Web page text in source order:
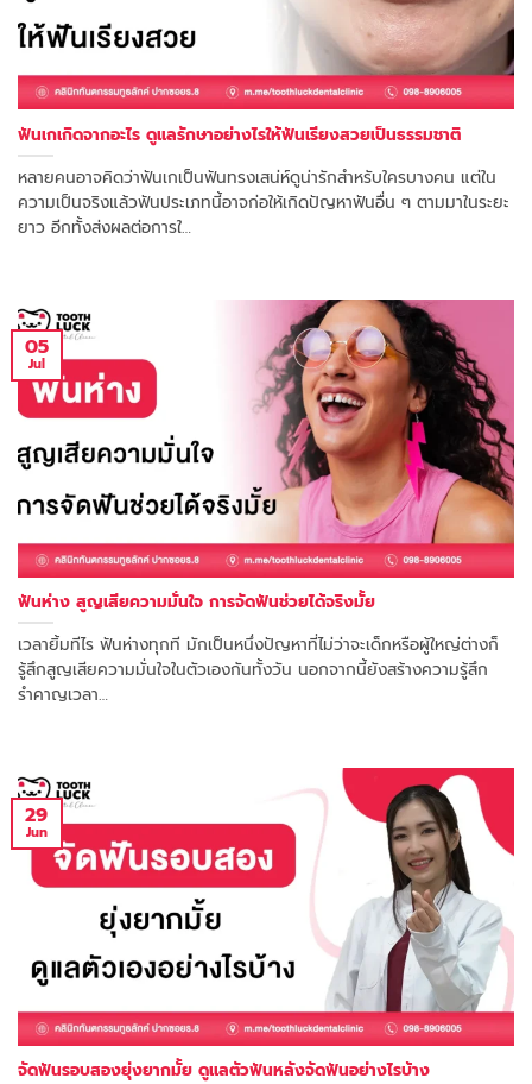
ฟันเกเกิดจากอะไร ดูแลรักษาอย่างไรให้ฟันเรียงสวยเป็นธรรมชาติ
หลายคนอาจคิดว่าฟันเกเป็นฟันทรงเสน่ห์ดูน่ารักสำหรับใครบางคน แต่ใน
ความเป็นจริงแล้วฟันประเภทนี้อาจก่อให้เกิดปัญหาฟันอื่น ๆ ตามมาในระยะ
ยาว อีกทั้งส่งผลต่อการใ…
ฟันห่าง สูญเสียความมั่นใจ การจัดฟันช่วยได้จริงมั้ย
เวลายิ้มทีไร ฟันห่างทุกที มักเป็นหนึ่งปัญหาที่ไม่ว่าจะเด็กหรือผู้ใหญ่ต่างก็
รู้สึกสูญเสียความมั่นใจในตัวเองกันทั้งวัน นอกจากนี้ยังสร้างความรู้สึก
รำคาญเวลา…
05
Jul
จัดฟันรอบสองยุ่งยากมั้ย ดูแลตัวฟันหลังจัดฟันอย่างไรบ้าง
29
Jun